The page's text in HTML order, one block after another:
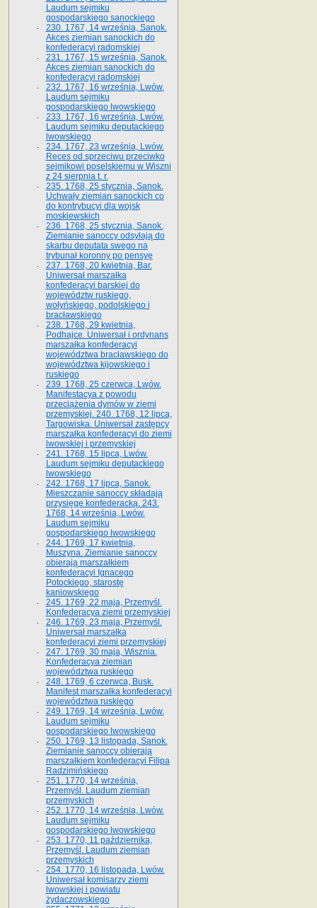
Laudum sejmiku
gospodarskiego sanockiego
230. 1767, 14 września, Sanok.
Akces ziemian sanockich do
konfederacyi radomskiej
231. 1767, 15 września, Sanok.
Akces ziemian sanockich do
konfederacyi radomskiej
232. 1767, 16 września, Lwów.
Laudum sejmiku
gospodarskiego lwowskiego
233. 1767, 16 września, Lwów.
Laudum sejmiku deputackiego
lwowskiego
234. 1767, 23 września, Lwów.
Reces od sprzeciwu przeciwko
sejmikowi poselskiemu w Wiszni
z 24 sierpnia t. r.
235. 1768, 25 stycznia, Sanok.
Uchwały ziemian sanockich co
do kontrybucyi dla wojsk
moskiewskich
236. 1768, 25 stycznia, Sanok.
Ziemianie sanoccy odsyłają do
skarbu deputata swego na
trybunał koronny po pensyę
237. 1768, 20 kwietnia, Bar.
Uniwersał marszałka
konfederacyi barskiej do
województw ruskiego,
wołyńskiego, podolskiego i
bracławskiego
238. 1768, 29 kwietnia,
Podhajce. Uniwersał i ordynans
marszałka konfederacyi
województwa bracławskiego do
wo­jewództwa kijowskiego i
ruskiego
239. 1768, 25 czerwca, Lwów.
Manifestacya z powodu
przeciążenia dymów w ziemi
przemyskiej. 240. 1768, 12 lipca,
Targowiska. Uniwersał zastępcy
marszałka konfederacyi do ziemi
lwowskiej i przemyskiej
241. 1768, 15 lipca, Lwów.
Laudum sejmiku deputackiego
lwowskiego
242. 1768, 17 lipca, Sanok.
Mieszczanie sanoccy składają
przysięgę konfederacką. 243.
1768, 14 września, Lwów.
Laudum sejmiku
gospodarskiego lwowskiego
244. 1769, 17 kwietnia,
Muszyna. Ziemianie sanoccy
obierają marszałkiem
konfederacyi Ignacego
Potockiego, starostę
kaniowskiego
245. 1769, 22 maja, Przemyśl.
Konfederacya ziemi przemyskiej
246. 1769, 23 maja, Przemyśl.
Uniwersał marszałka
konfederacyi ziemi przemyskiej
247. 1769, 30 maja, Wisznia.
Konfederacya ziemian
województwa ruskiego
248. 1769, 6 czerwca, Busk.
Manifest marszałka konfederacyi
województwa ruskiego
249. 1769, 14 września, Lwów.
Laudum sejmiku
gospodarskiego lwowskiego
250. 1769, 13 listopada, Sanok.
Ziemianie sanoccy obierają
marszałkiem konfederacyi Filipa
Radzimińskiego
251. 1770, 14 września,
Przemyśl. Laudum ziemian
przemyskich
252. 1770, 14 września, Lwów.
Laudum sejmiku
gospodarskiego lwowskiego
253. 1770, 11 października,
Przemyśl. Laudum ziemian
przemyskich
254. 1770, 16 listopada, Lwów.
Uniwersał komisarzy ziemi
lwowskiej i powiatu
żydaczowskiego